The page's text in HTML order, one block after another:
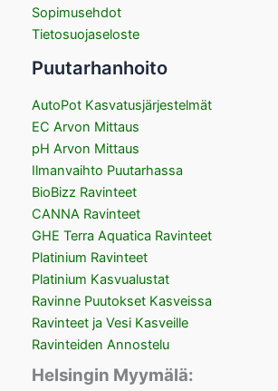
Sopimusehdot
Tietosuojaseloste
Puutarhanhoito
AutoPot Kasvatusjärjestelmät
EC Arvon Mittaus
pH Arvon Mittaus
Ilmanvaihto Puutarhassa
BioBizz Ravinteet
CANNA Ravinteet
GHE Terra Aquatica Ravinteet
Platinium Ravinteet
Platinium Kasvualustat
Ravinne Puutokset Kasveissa
Ravinteet ja Vesi Kasveille
Ravinteiden Annostelu
Helsingin Myymälä: